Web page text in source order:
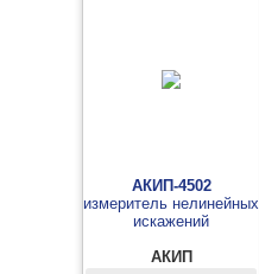
АКИП-4502
измеритель нелинейных
искажений
АКИП